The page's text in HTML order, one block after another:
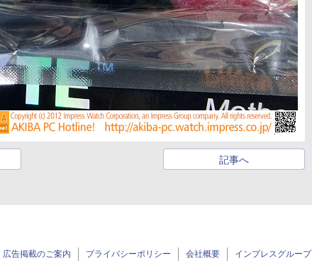
記事へ
広告掲載のご案内 プライバシーポリシー 会社概要 インプレスグループ